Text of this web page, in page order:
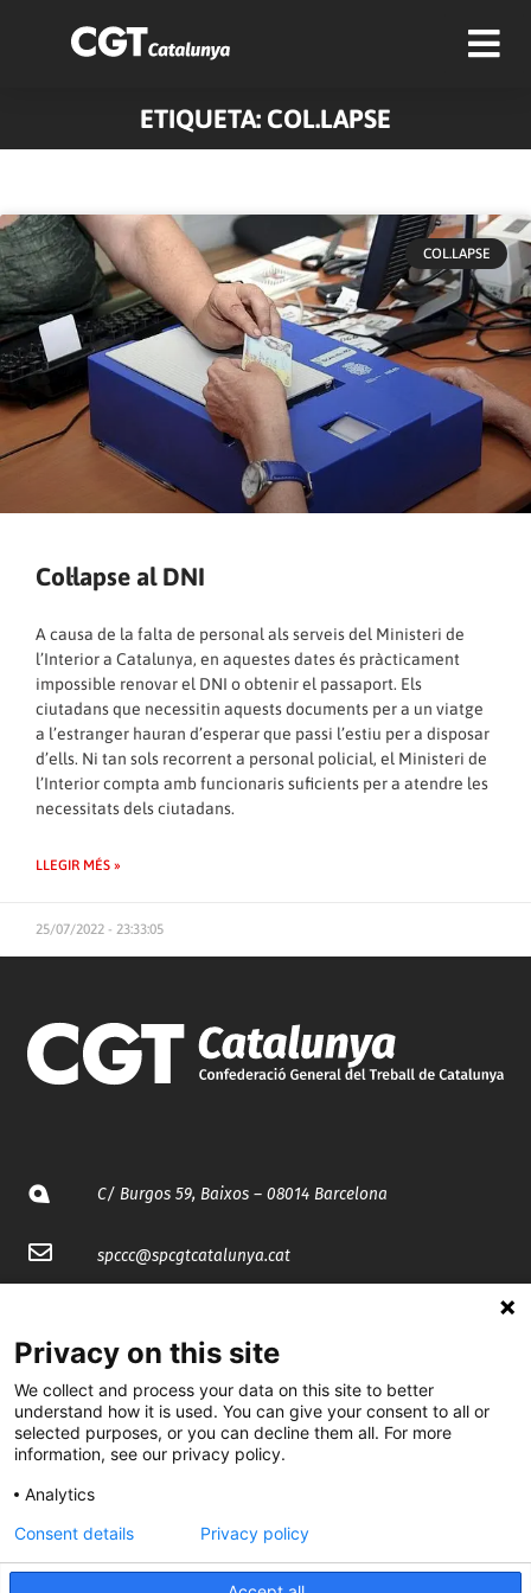
ETIQUETA: COL.LAPSE
COL.LAPSE
Col·lapse al DNI
A causa de la falta de personal als serveis del Ministeri de
l’Interior a Catalunya, en aquestes dates és pràcticament
impossible renovar el DNI o obtenir el passaport. Els
ciutadans que necessitin aquests documents per a un viatge
a l’estranger hauran d’esperar que passi l’estiu per a disposar
d’ells. Ni tan sols recorrent a personal policial, el Ministeri de
l’Interior compta amb funcionaris suficients per a atendre les
necessitats dels ciutadans.
LLEGIR MÉS »
25/07/2022 - 23:33:05
C/ Burgos 59, Baixos – 08014 Barcelona
spccc@spcgtcatalunya.cat
@CGTCatalunya
cgtcatalunya
Privacy on this site
We collect and process your data on this site to better
understand how it is used. You can give your consent to all or
selected purposes, or you can decline them all. For more
information, see our privacy policy.
Analytics
Consent details Privacy policy